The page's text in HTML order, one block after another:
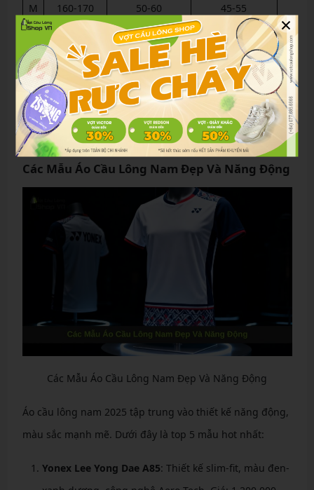
M
160-170 50-60
45-55
L
165-175 55-65
50-60
XL
170-180 60-70
55-65
XXL
>175 >65 >60
Nếu thân hình vạm vỡ, chọn size lớn hơn một chút để
thoải mái.
Các Mẫu Áo Cầu Lông Nam Đẹp Và Năng Động
Các Mẫu Áo Cầu Lông Nam Đẹp Và Năng Động
Áo cầu lông nam 2025 tập trung vào thiết kế năng động,
màu sắc mạnh mẽ. Dưới đây là top 5 mẫu hot nhất:
Yonex Lee Yong Dae A85: Thiết kế slim-fit, màu đen-
×